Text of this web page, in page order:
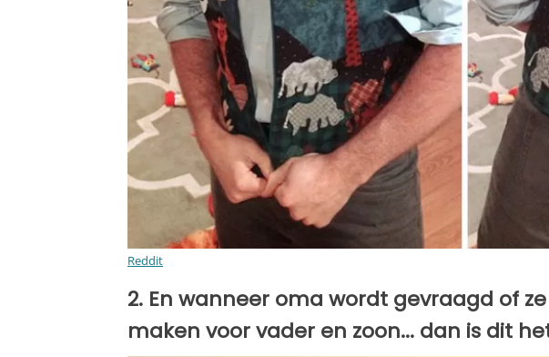
Reddit
2. En wanneer oma wordt gevraagd of
maken voor vader en zoon... dan is dit